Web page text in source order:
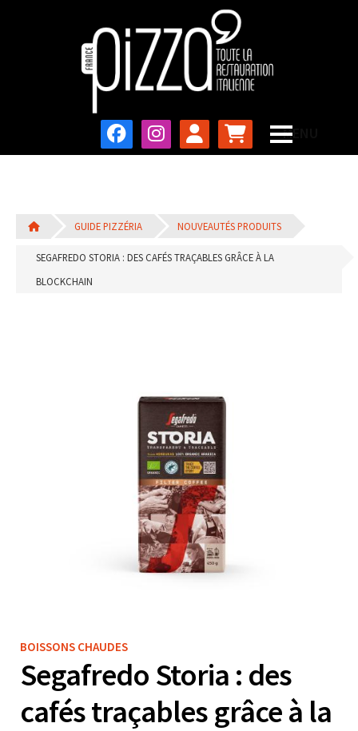
GUIDE PIZZÉRIA NOUVEAUTÉS PRODUITS
SEGAFREDO STORIA : DES CAFÉS TRAÇABLES GRÂCE À LA
BLOCKCHAIN
BOISSONS CHAUDES
Segafredo Storia : des
cafés traçables grâce à la